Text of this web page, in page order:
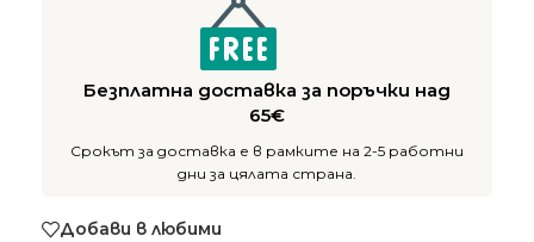
Безплатна доставка за поръчки над
65€
Срокът за доставка е в рамките на 2-5 работни
дни за цялата страна.
Добави в любими